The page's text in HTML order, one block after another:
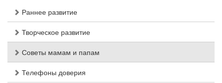
Раннее развитие
Творческое развитие
Советы мамам и папам
Телефоны доверия